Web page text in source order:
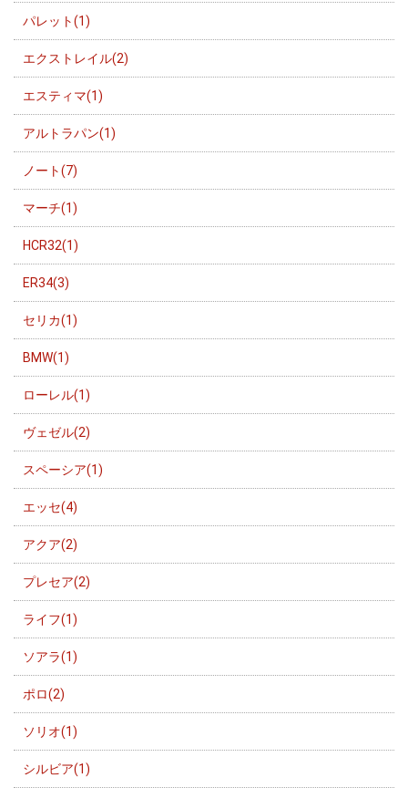
パレット(1)
エクストレイル(2)
エスティマ(1)
アルトラパン(1)
ノート(7)
マーチ(1)
HCR32(1)
ER34(3)
セリカ(1)
BMW(1)
ローレル(1)
ヴェゼル(2)
スペーシア(1)
エッセ(4)
アクア(2)
プレセア(2)
ライフ(1)
ソアラ(1)
ポロ(2)
ソリオ(1)
シルビア(1)